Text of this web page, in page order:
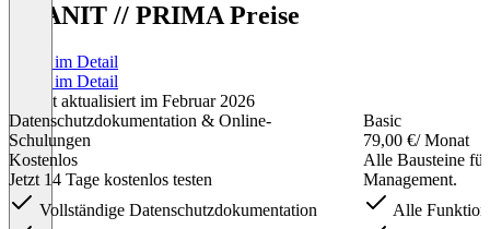
PLANIT // PRIMA Preise
Preise im Detail
Preise im Detail
Zuletzt aktualisiert im Februar 2026
Datenschutzdokumentation & Online-
Schulungen
Kostenlos
Jetzt 14 Tage kostenlos testen
Vollständige Datenschutzdokumentation
Basic
79,00 €/ Monat
Alle Bausteine
Management.
Alle